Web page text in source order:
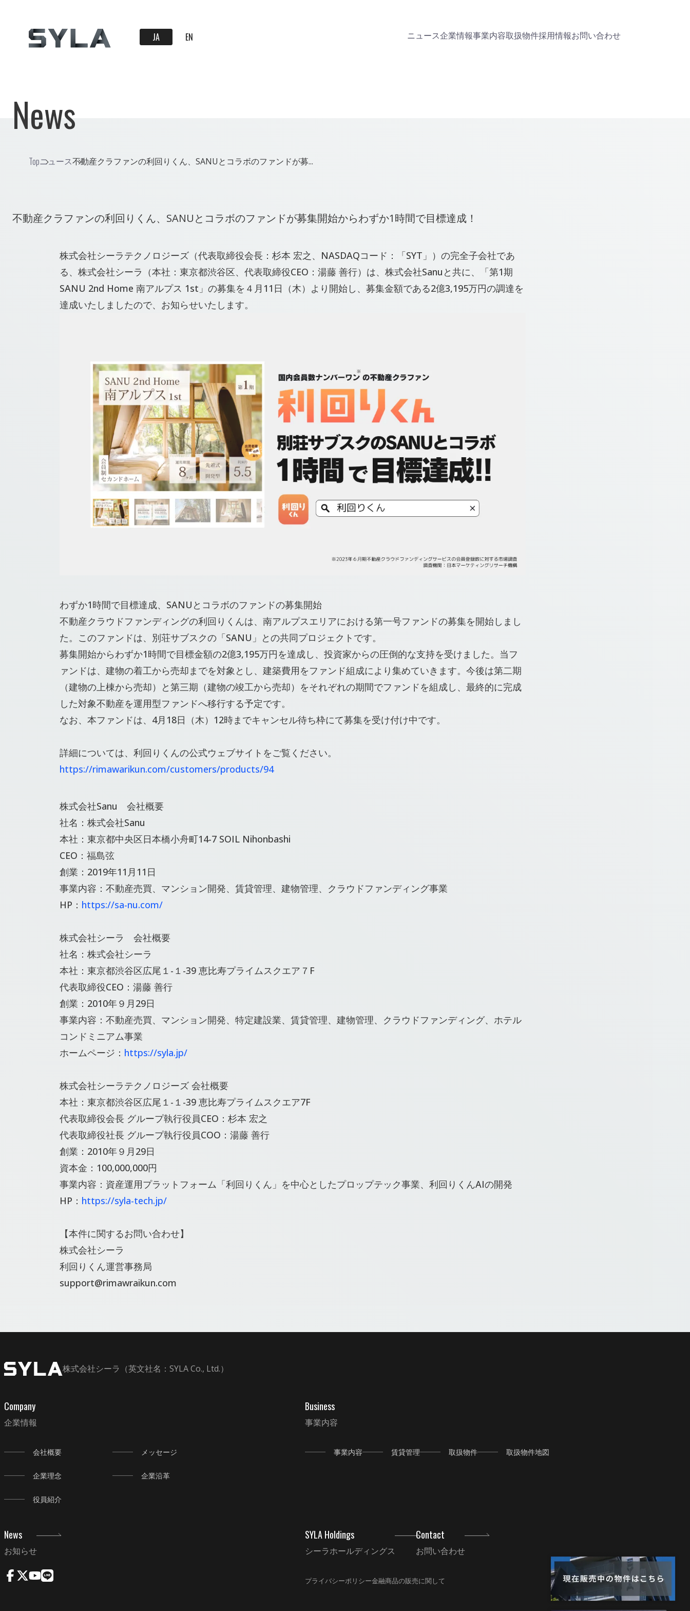
JA EN ニュース企業情報事業内容取扱物件採用情報お問い合わせ
News
Topニュース不動産クラファンの利回りくん、SANUとコラボのファンドが募...
不動産クラファンの利回りくん、SANUとコラボのファンドが募集開始からわずか1時間で目標達成！
株式会社シーラテクノロジーズ（代表取締役会長：杉本 宏之、NASDAQコード：「SYT」）の完全子会社であ
る、株式会社シーラ（本社：東京都渋谷区、代表取締役CEO：湯藤 善行）は、株式会社Sanuと共に、「第1期
SANU 2nd Home 南アルプス 1st」の募集を４月11日（木）より開始し、募集金額である2億3,195万円の調達を
達成いたしましたので、お知らせいたします。
わずか1時間で目標達成、SANUとコラボのファンドの募集開始
不動産クラウドファンディングの利回りくんは、南アルプスエリアにおける第一号ファンドの募集を開始しまし
た。このファンドは、別荘サブスクの「SANU」との共同プロジェクトです。
募集開始からわずか1時間で目標金額の2億3,195万円を達成し、投資家からの圧倒的な支持を受けました。当フ
ァンドは、建物の着工から売却までを対象とし、建築費用をファンド組成により集めていきます。今後は第二期
（建物の上棟から売却）と第三期（建物の竣工から売却）をそれぞれの期間でファンドを組成し、最終的に完成
した対象不動産を運用型ファンドへ移行する予定です。
なお、本ファンドは、4月18日（木）12時までキャンセル待ち枠にて募集を受け付け中です。
詳細については、利回りくんの公式ウェブサイトをご覧ください。
https://rimawarikun.com/customers/products/94
株式会社Sanu 会社概要
社名：株式会社Sanu
本社：東京都中央区日本橋小舟町14-7 SOIL Nihonbashi
CEO：福島弦
創業：2019年11月11日
事業内容：不動産売買、マンション開発、賃貸管理、建物管理、クラウドファンディング事業
HP： https://sa-nu.com/
株式会社シーラ 会社概要
社名：株式会社シーラ
本社：東京都渋⾕区広尾１-１-39 恵⽐寿プライムスクエア７F
代表取締役CEO：湯藤 善⾏
創業：2010年９月29日
事業内容：不動産売買、マンション開発、特定建設業、賃貸管理、建物管理、クラウドファンディング、ホテル
コンドミニアム事業
ホームページ： https://syla.jp/
株式会社シーラテクノロジーズ 会社概要
本社：東京都渋⾕区広尾１-１-39 恵⽐寿プライムスクエア7F
代表取締役会⻑ グループ執⾏役員CEO：杉本 宏之
代表取締役社⻑ グループ執⾏役員COO：湯藤 善⾏
創業：2010年９⽉29⽇
資本金：100,000,000円
事業内容：資産運⽤プラットフォーム「利回りくん」を中⼼としたプロップテック事業、利回りくんAIの開発
HP： https://syla-tech.jp/
【本件に関するお問い合わせ】
株式会社シーラ
利回りくん運営事務局
support@rimawraikun.com
株式会社シーラ（英文社名：SYLA Co., Ltd.）
Company
企業情報
会社概要 メッセージ
企業理念 企業沿革
役員紹介
Business
事業内容
事業内容 賃貸管理 取扱物件 取扱物件地図
News
お知らせ
SYLA Holdings
シーラホールディングス
Contact
お問い合わせ
プライバシーポリシー金融商品の販売に関して